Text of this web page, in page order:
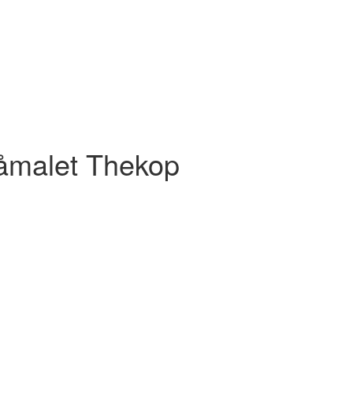
Thekop